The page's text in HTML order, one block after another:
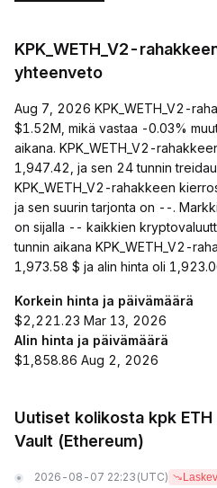
KPK_WETH_V2-
yhteenveto
Aug 7, 2026 KPK_WETH_V2-
$1.52M, mikä vastaa -0.03%
aikana. KPK_WETH_V2-
1,947.42, ja sen 24 tunnin
KPK_WETH_V2-rahakkeen
ja sen suurin tarjonta on --.
on sijalla -- kaikkien
tunnin aikana KPK_WETH_V2-
1,973.58 $ ja alin hinta oli
Korkein hinta ja päivämäärä
$2,221.23 Mar 13, 2026
Alin hinta ja päivämäärä
$1,858.86 Aug 2, 2026
Uutiset kolikosta kpk
Vault (Ethereum)
2026-08-07 22:23 (UTC)